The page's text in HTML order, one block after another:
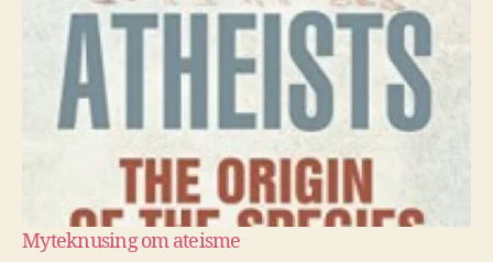
Myteknusing om ateisme